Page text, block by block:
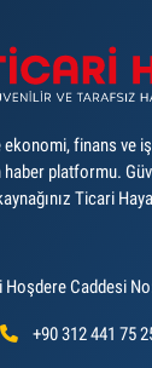
finans ve
platformu.
Ticari
Hoşdere Caddesi
+90 312 441 75